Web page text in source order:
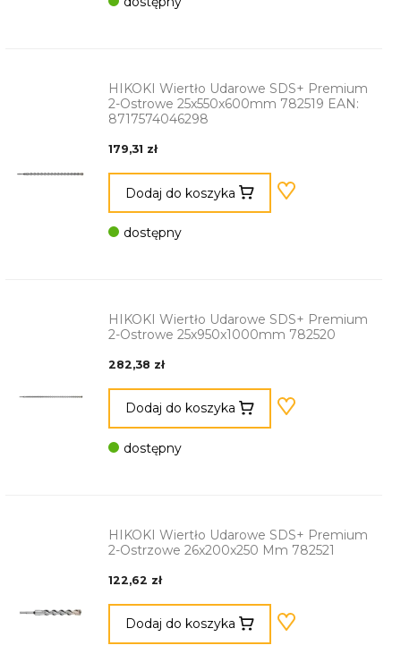
HIKOKI Wiertło Udarowe SDS+ Premium
2-Ostrowe 25x550x600mm 782519 EAN:
8717574046298
179,31 zł
Dodaj do koszyka
dostępny
HIKOKI Wiertło Udarowe SDS+ Premium
2-Ostrowe 25x950x1000mm 782520
282,38 zł
Dodaj do koszyka
dostępny
HIKOKI Wiertło Udarowe SDS+ Premium
2-Ostrzowe 26x200x250 Mm 782521
122,62 zł
Dodaj do koszyka